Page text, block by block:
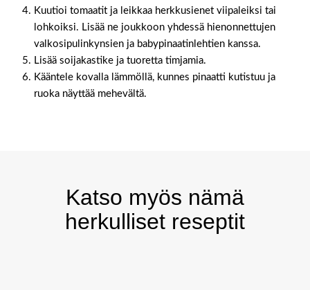
Kuutioi tomaatit ja leikkaa herkkusienet viipaleiksi tai
lohkoiksi. Lisää ne joukkoon yhdessä hienonnettujen
valkosipulinkynsien ja babypinaatinlehtien kanssa.
Lisää soijakastike ja tuoretta timjamia.
Kääntele kovalla lämmöllä, kunnes pinaatti kutistuu ja
ruoka näyttää mehevältä.
Katso myös nämä
herkulliset reseptit